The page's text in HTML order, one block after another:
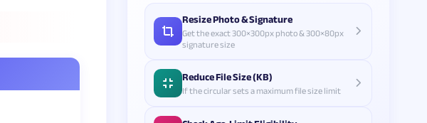
Resize Photo & Signature
Get the exact 300×300px photo & 300×80px
signature size
Reduce File Size (KB)
If the circular sets a maximum file size limit